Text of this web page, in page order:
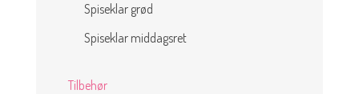
Spiseklar grød
Spiseklar middagsret
Tilbehør